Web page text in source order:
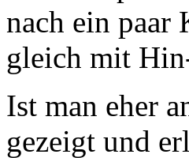
nach ein paar
gleich mit
Ist man eher
gezeigt und